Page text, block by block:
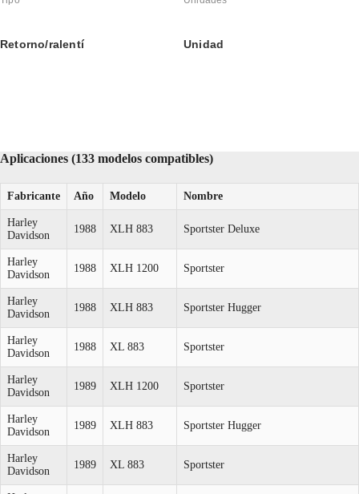
Retorno/ralentí Unidad
Aplicaciones (133 modelos compatibles)
Fabricante Año Modelo Nombre
Harley
Davidson
1988 XLH 883 Sportster Deluxe
Harley
Davidson
1988 XLH 1200 Sportster
Harley
Davidson
1988 XLH 883 Sportster Hugger
Harley
Davidson
1988 XL 883 Sportster
Harley
Davidson
1989 XLH 1200 Sportster
Harley
Davidson
1989 XLH 883 Sportster Hugger
Harley
Davidson
1989 XL 883 Sportster